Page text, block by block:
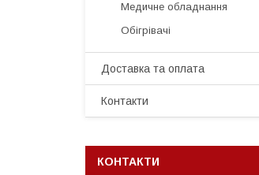
Медичне обладнання
Обігрівачі
Доставка та оплата
Контакти
КОНТАКТИ